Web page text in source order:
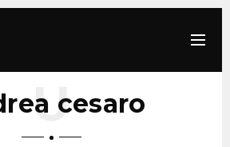
cesaro